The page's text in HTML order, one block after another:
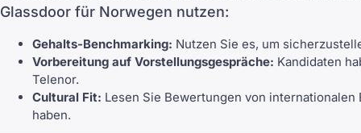
Glassdoor für Norwegen nutzen:
Gehalts-Benchmarking: Nutzen Sie es, um
Vorbereitung auf Vorstellungsgespräche: Kandidaten
Telenor.
Cultural Fit: Lesen Sie Bewertungen von
haben.